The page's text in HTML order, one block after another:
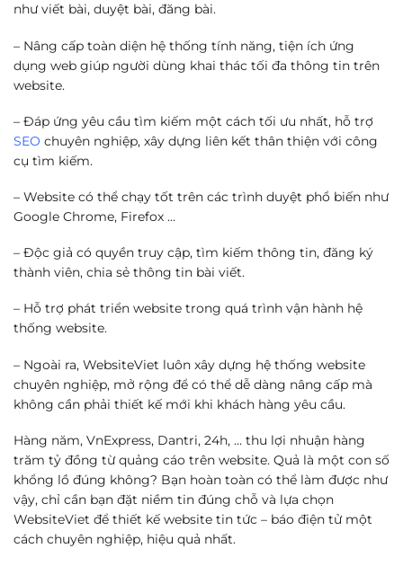
như viết bài, duyệt bài, đăng bài.
– Nâng cấp toàn diện hệ thống tính năng, tiện ích ứng
dụng web giúp người dùng khai thác tối đa thông tin trên
website.
– Đáp ứng yêu cầu tìm kiếm một cách tối ưu nhất, hỗ trợ
SEO chuyên nghiệp, xây dựng liên kết thân thiện với công
cụ tìm kiếm.
– Website có thể chạy tốt trên các trình duyệt phổ biến như
Google Chrome, Firefox …
– Độc giả có quyền truy cập, tìm kiếm thông tin, đăng ký
thành viên, chia sẻ thông tin bài viết.
– Hỗ trợ phát triển website trong quá trình vận hành hệ
thống website.
– Ngoài ra, WebsiteViet luôn xây dựng hệ thống website
chuyên nghiệp, mở rộng để có thể dễ dàng nâng cấp mà
không cần phải thiết kế mới khi khách hàng yêu cầu.
Hàng năm, VnExpress, Dantri, 24h, … thu lợi nhuận hàng
trăm tỷ đồng từ quảng cáo trên website. Quả là một con số
khổng lồ đúng không? Bạn hoàn toàn có thể làm được như
vậy, chỉ cần bạn đặt niềm tin đúng chỗ và lựa chọn
WebsiteViet để thiết kế website tin tức – báo điện tử một
cách chuyên nghiệp, hiệu quả nhất.